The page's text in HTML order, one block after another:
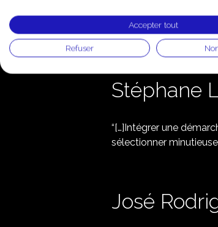
Christophe Baroin –
Avec les
Stéphane
“[…]Intégrer une
sélectionner
José
Accepter tout
Refuser